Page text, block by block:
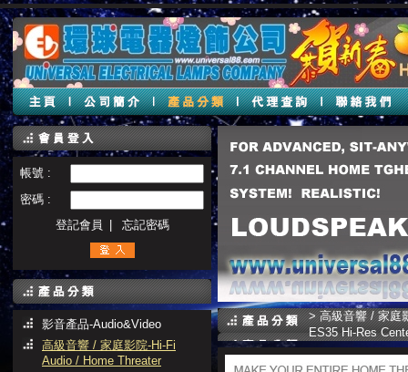
帳號 :
密碼 :
登記會員
忘記密碼
影音產品-Audio&Video
高級音響 / 家庭影院-Hi-Fi
Audio / Home Threater
>高級音響 / 家庭
ES35 Hi-Res